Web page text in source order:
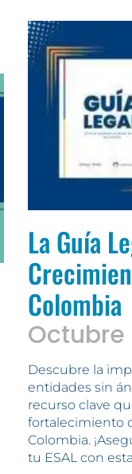
La Guía
Colombia
Octubre
Descubre la
entidades sin
recurso clave
fortalecimiento
Colombia.
tu ESAL con